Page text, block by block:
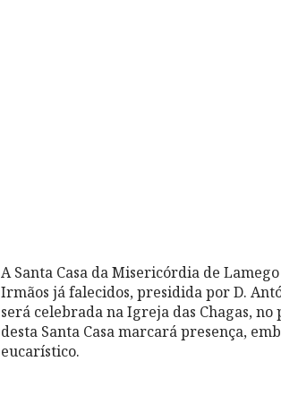
A Santa Casa da Misericórdia de
Irmãos já falecidos, presidida por D.
será celebrada na Igreja das Chagas,
desta Santa Casa marcará presença,
eucarístico.